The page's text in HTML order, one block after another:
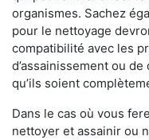
organismes. Sachez
pour le nettoyage
compatibilité avec les
d’assainissement ou
qu’ils soient
Dans le cas où vous
nettoyer et assainir ou